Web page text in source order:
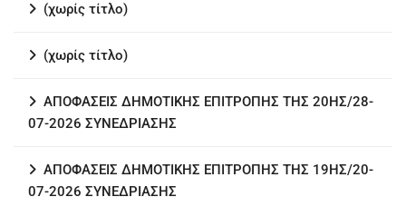
(χωρίς τίτλο)
(χωρίς τίτλο)
ΑΠΟΦΑΣΕΙΣ ΔΗΜΟΤΙΚΗΣ ΕΠΙΤΡΟΠΗΣ ΤΗΣ 20ΗΣ/28-
07-2026 ΣΥΝΕΔΡΙΑΣΗΣ
ΑΠΟΦΑΣΕΙΣ ΔΗΜΟΤΙΚΗΣ ΕΠΙΤΡΟΠΗΣ ΤΗΣ 19ΗΣ/20-
07-2026 ΣΥΝΕΔΡΙΑΣΗΣ